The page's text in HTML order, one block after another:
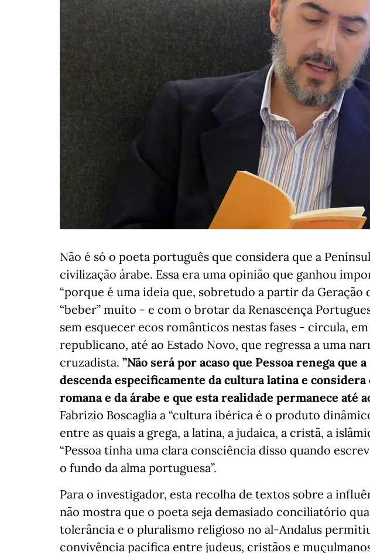
Não é só o poeta português que considera que a
civilização árabe. Essa era uma opinião que ganhou
“porque é uma ideia que, sobretudo a partir da Geração
“beber” muito - e com o brotar da Renascença
sem esquecer ecos românticos nestas fases - circula,
republicano, até ao Estado Novo, que regressa a uma
cruzadista. ”Não será por acaso que Pessoa renega que
descenda especificamente da cultura latina e considera
romana e da árabe e que esta realidade permanece até
Fabrizio Boscaglia a “cultura ibérica é o produto
entre as quais a grega, a latina, a judaica, a cristã, a
“Pessoa tinha uma clara consciência disso quando
o fundo da alma portuguesa”.
Para o investigador, esta recolha de textos sobre a
não mostra que o poeta seja demasiado conciliatório
tolerância e o pluralismo religioso no al-Andalus
convivência pacífica entre judeus, cristãos e